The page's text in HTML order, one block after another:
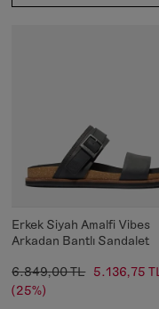
Erkek Siyah Amalfi Vibes
Arkadan Bantlı Sandalet
6.849,00 TL 5.136,75 TL
(25%)